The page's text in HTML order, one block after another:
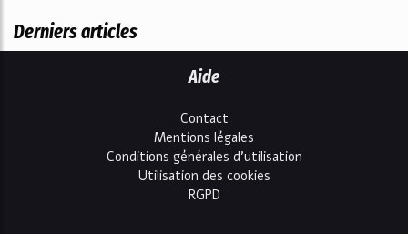
Derniers articles
Aide
Contact
Mentions légales
Conditions générales d'utilisation
Utilisation des cookies
RGPD